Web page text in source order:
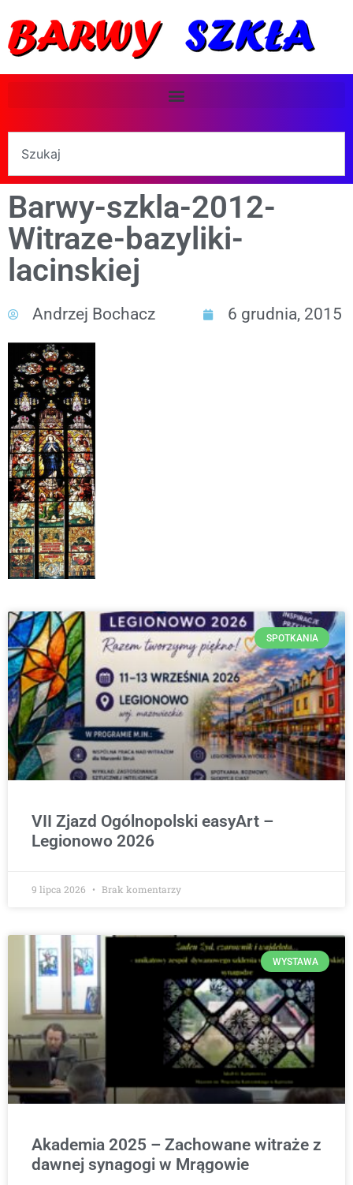
Barwy-szkla-2012-
Witraze-bazyliki-
lacinskiej
Andrzej Bochacz 6 grudnia, 2015
SPOTKANIA
VII Zjazd Ogólnopolski easyArt –
Legionowo 2026
9 lipca 2026 Brak komentarzy
WYSTAWA
Akademia 2025 – Zachowane witraże z
dawnej synagogi w Mrągowie